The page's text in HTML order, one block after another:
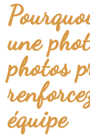
une
photos
équipe